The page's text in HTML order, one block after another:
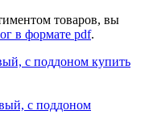
товаров, вы
в формате pdf.
с поддоном